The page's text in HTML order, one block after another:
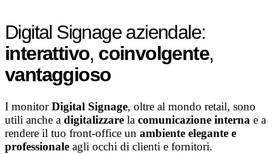
Digital Signage aziendale:
interattivo, coinvolgente,
vantaggioso
I monitorDigital Signage, oltre al mondo retail, sono
utili anche a digitalizzare la comunicazione interna e a
rendere il tuo front-office un ambiente elegante e
professionale agli occhi di clienti e fornitori.